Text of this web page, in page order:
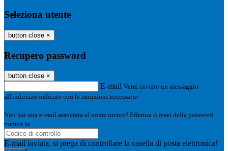
Seleziona utente
button close ×
Recupero password
button close ×
E-mail Verrà inviato un messaggio
all'indirizzo indicato con le istruzioni necessarie.
Non hai una e-mail associata al nome utente? Effettua il reset della password
tramite la
E-mail inviata, si prega di controllare la casella di posta elettronica!